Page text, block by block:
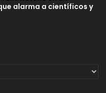
alarma a científicos y